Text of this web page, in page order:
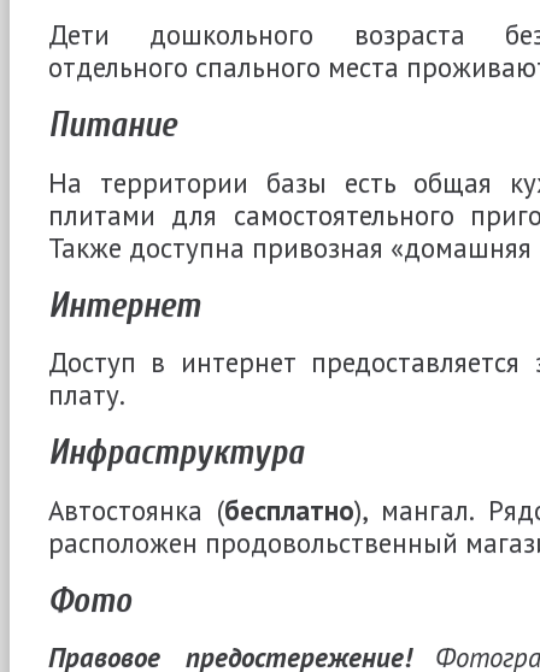
Дети дошкольного возраста
отдельного спального места
Питание
На территории базы есть общая
плитами для самостоятельного
Также доступна привозная «домашняя
Интернет
Доступ в интернет предоставляется
плату.
Инфраструктура
Автостоянка (бесплатно), мангал.
расположен продовольственный
Фото
Правовое предостережение!